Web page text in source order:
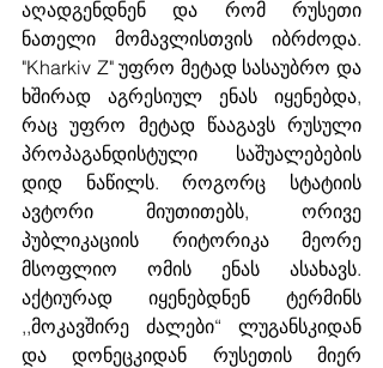
აღადგენდნენ და რომ რუსეთი
ნათელი მომავლისთვის იბრძოდა.
"Kharkiv Z" უფრო მეტად სასაუბრო და
ხშირად აგრესიულ ენას იყენებდა,
რაც უფრო მეტად წააგავს რუსული
პროპაგანდისტული საშუალებების
დიდ ნაწილს. როგორც სტატიის
ავტორი მიუთითებს, ორივე
პუბლიკაციის რიტორიკა მეორე
მსოფლიო ომის ენას ასახავს.
აქტიურად იყენებდნენ ტერმინს
,,მოკავშირე ძალები“ ლუგანსკიდან
და დონეცკიდან რუსეთის მიერ